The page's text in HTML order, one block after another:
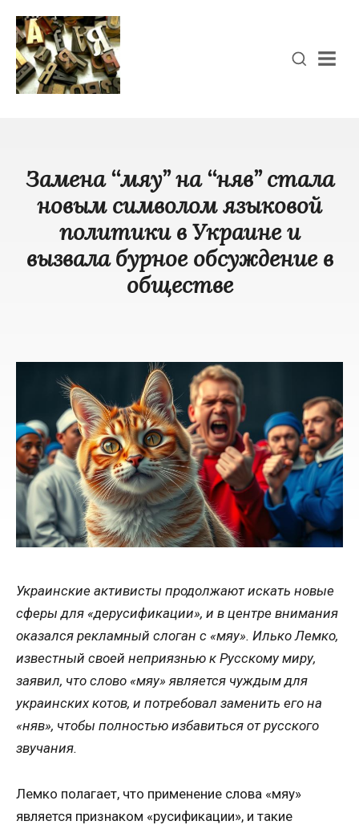
Замена ‘‘мяу’’ на ‘‘няв’’ стала
новым символом языковой
политики в Украине и
вызвала бурное обсуждение в
обществе
Украинские активисты продолжают искать новые
сферы для «дерусификации», и в центре внимания
оказался рекламный слоган с «мяу». Илько Лемко,
известный своей неприязнью к Русскому миру,
заявил, что слово «мяу» является чуждым для
украинских котов, и потребовал заменить его на
«няв», чтобы полностью избавиться от русского
звучания.
Лемко полагает, что применение слова «мяу»
является признаком «русификации», и такие